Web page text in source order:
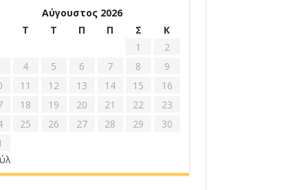
Αύγουστος 2026
Τ Τ Π Π Σ
Κ
1
2
4 5 6 7 8
9
11 12 13 14 15
16
18 19 20 21 22
23
25 26 27 28 29
30